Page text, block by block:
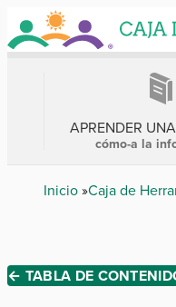
Skip
to
main
APRENDER
cómo-a la
Breadcrumb
Inicio Caja de
← TABLA DE